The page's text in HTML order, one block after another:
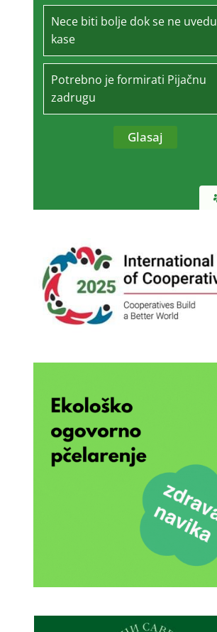
Nece biti bolje dok se ne uvedu
kase
Potrebno je formirati Pijačnu
zadrugu